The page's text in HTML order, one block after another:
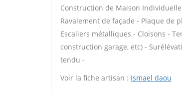
Construction de Maison
Ravalement de façade - Plaque de
Escaliers métalliques - Cloisons -
construction garage, etc) -
tendu -
Voir la fiche artisan : Ismael daou